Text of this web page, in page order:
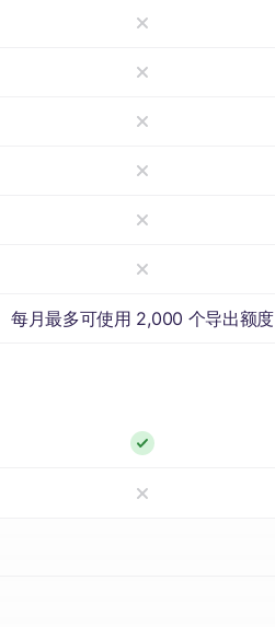
每月最多可使用 2,000 个导出额度